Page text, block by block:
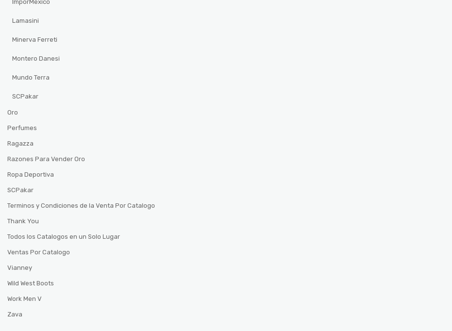
ImporMexico
Lamasini
Minerva Ferreti
Montero Danesi
Mundo Terra
SCPakar
Oro
Perfumes
Ragazza
Razones Para Vender Oro
Ropa Deportiva
SCPakar
Terminos y Condiciones de la Venta Por Catalogo
Thank You
Todos los Catalogos en un Solo Lugar
Ventas Por Catalogo
Vianney
Wild West Boots
Work Men V
Zava